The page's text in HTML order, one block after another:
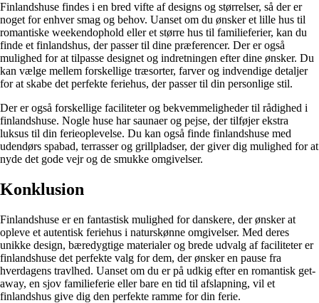
Finlandshuse findes i en bred vifte af designs og størrelser, så der er
noget for enhver smag og behov. Uanset om du ønsker et lille hus til
romantiske weekendophold eller et større hus til familieferier, kan du
finde et finlandshus, der passer til dine præferencer. Der er også
mulighed for at tilpasse designet og indretningen efter dine ønsker. Du
kan vælge mellem forskellige træsorter, farver og indvendige detaljer
for at skabe det perfekte feriehus, der passer til din personlige stil.
Der er også forskellige faciliteter og bekvemmeligheder til rådighed i
finlandshuse. Nogle huse har saunaer og pejse, der tilføjer ekstra
luksus til din ferieoplevelse. Du kan også finde finlandshuse med
udendørs spabad, terrasser og grillpladser, der giver dig mulighed for at
nyde det gode vejr og de smukke omgivelser.
Konklusion
Finlandshuse er en fantastisk mulighed for danskere, der ønsker at
opleve et autentisk feriehus i naturskønne omgivelser. Med deres
unikke design, bæredygtige materialer og brede udvalg af faciliteter er
finlandshuse det perfekte valg for dem, der ønsker en pause fra
hverdagens travlhed. Uanset om du er på udkig efter en romantisk get-
away, en sjov familieferie eller bare en tid til afslapning, vil et
finlandshus give dig den perfekte ramme for din ferie.